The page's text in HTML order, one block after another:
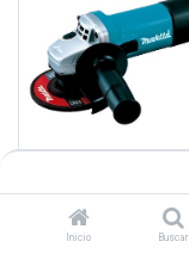
Inicio Buscar